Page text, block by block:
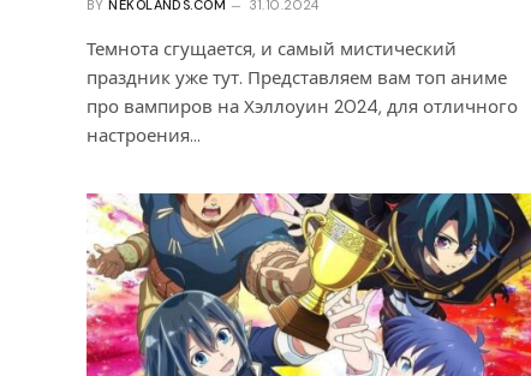
BY NEKOLANDS.COM 31.10.2024
Темнота сгущается, и самый мистический
праздник уже тут. Представляем вам топ аниме
про вампиров на Хэллоуин 2024, для отличного
настроения…